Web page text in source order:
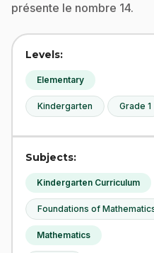
présente le nombre 14.
Levels:
Elementary
Kindergarten Grade 1
Subjects:
Kindergarten Curriculum
Foundations of
Mathematics